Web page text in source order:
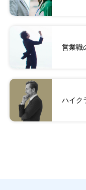
営業職
ハイク